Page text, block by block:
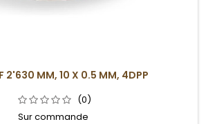
2'630 MM, 10 X 0.5 MM, 4DPP
(0)
Sur commande